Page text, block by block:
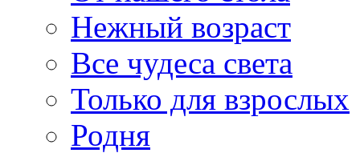
Нежный возраст
Все чудеса света
Только для взрослых
Родня